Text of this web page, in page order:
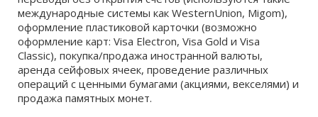
международные системы как WesternUnion, Migom),
оформление пластиковой карточки (возможно
оформление карт: Visa Electron, Visa Gold и Visa
Classic), покупка/продажа иностранной валюты,
аренда сейфовых ячеек, проведение различных
операций с ценными бумагами (акциями, векселями) и
продажа памятных монет.